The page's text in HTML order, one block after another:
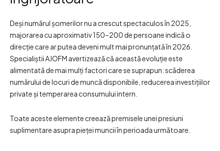
Deși numărul șomerilor nu a crescut spectaculos în 2025,
majorarea cu aproximativ 150–200 de persoane indică o
direcție care ar putea deveni mult mai pronunțată în 2026.
Specialiștii AJOFM avertizează că această evoluție este
alimentată de mai mulți factori care se suprapun: scăderea
numărului de locuri de muncă disponibile, reducerea investițiilor
private și temperarea consumului intern.
Toate aceste elemente creează premisele unei presiuni
suplimentare asupra pieței muncii în perioada următoare.